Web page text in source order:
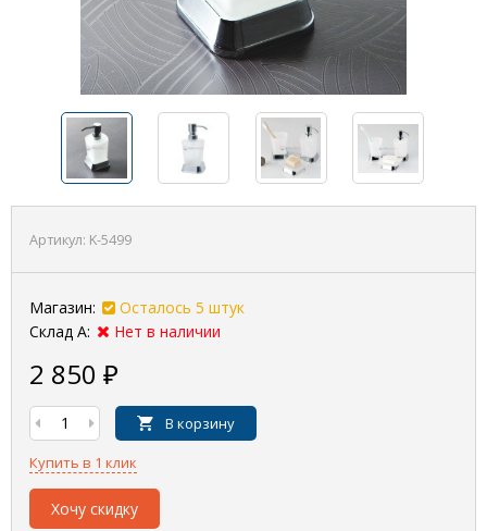
Артикул: K-5499
Магазин:
Осталось 5 штук
Склад А:
Нет в наличии
2 850 ₽
В корзину
Купить в 1 клик
Хочу скидку